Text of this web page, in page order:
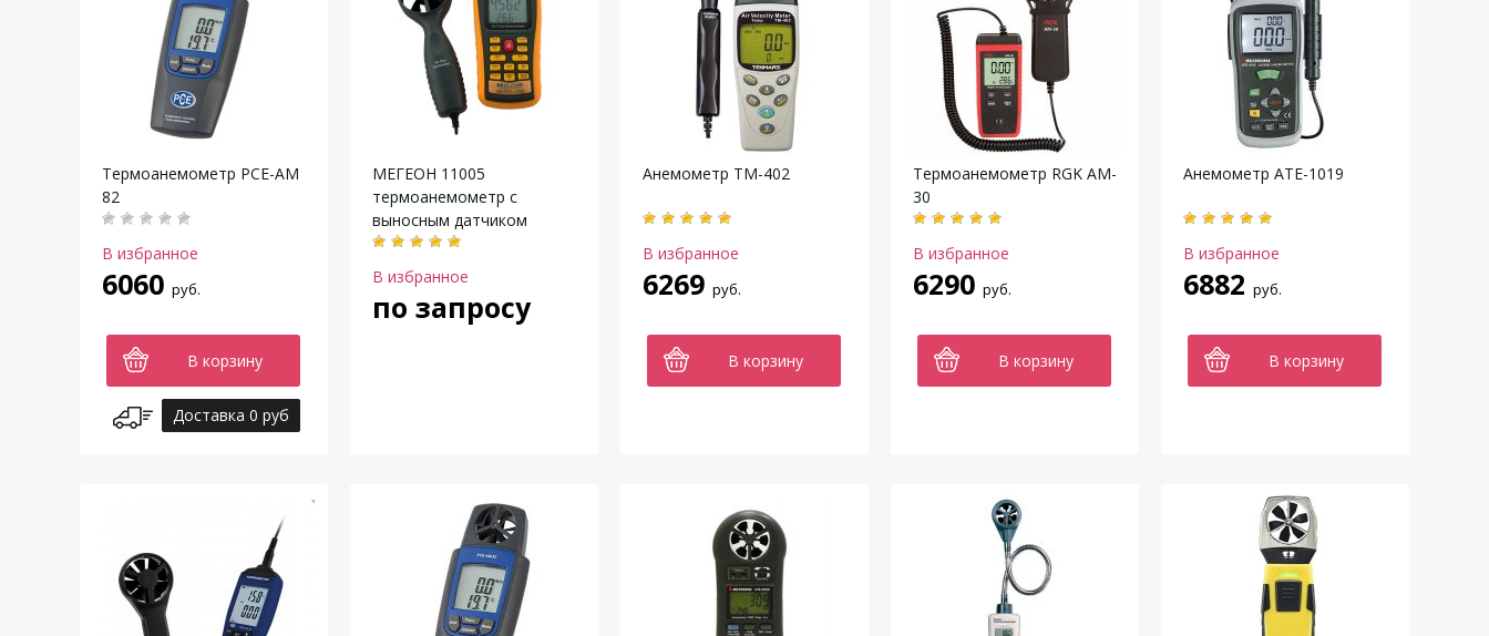
Термоанемометр РСЕ-АМ
82
В избранное
6060 руб.
В корзину
Доставка 0 руб
МЕГЕОН 11005
термоанемометр с
выносным датчиком
В избранное
по запросу
Анемометр TM-402
В избранное
6269 руб.
В корзину
Термоанемометр RGK AM-
30
В избранное
6290 руб.
В корзину
Анемометр АТЕ-1019
В избранное
6882 руб.
В корзину